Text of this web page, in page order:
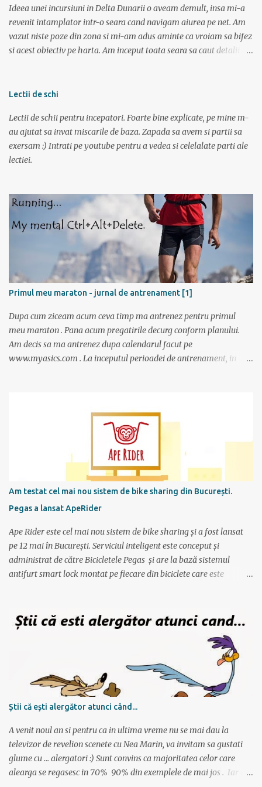
n-o fi ala negru asa de negru (negr...
Ideea unei incursiuni in Delta Dunarii o aveam demult, insa mi-a
revenit intamplator intr-o seara cand navigam aiurea pe net. Am
vazut niste poze din zona si mi-am adus aminte ca vroiam sa bifez
si acest obiectiv pe harta. Am inceput toata seara sa caut detalii pe
monstrul” care a pus capac. Dupa superba tura in muntii Sureanu (
Bucuresti spre Tulcea cu acceleratul de la 5:40, pe care l-am prins la
mustata intrucat primul metrou vine la ora 5. Trenul a fost foarte
aglomerat, multa lume mergand la Sfantu Gheorghe unde luni
incepea festivalul de film Anonimul. Pe geam am vazut
una cu 3 persoane; spre norocul nostru toti se inghesuiau sa ia
bilete spre Sf. Gheorg...
Lectii de schi
Lectii de schii pentru incepatori. Foarte bine explicate, pe mine m-
au ajutat sa invat miscarile de baza. Zapada sa avem si partii sa
exersam :) Intrati pe youtube pentru a vedea si celelalate parti ale
lectiei.
Primul meu maraton - jurnal de antrenament [1]
Dupa cum ziceam acum ceva timp ma antrenez pentru primul
meu maraton . Pana acum pregatirile decurg conform planului.
Am decis sa ma antrenez dupa calendarul facut pe
www.myasics.com . La inceputul perioadei de antrenament, in
saptamana imi propun sa alerg (de doua ori), care sunt zilele
preferate de antrenament. Apoi site-ul mi-a generat un calendar
pentru urmatoarele luni imi care mi se spune cati km am de
alergat la fiecare antrenament si ce timp ar trebui sa scot.
Consider ca este un program foarte bun mai ales ca nu am un
antrenor asa cum au sportivii profesionisti si oricine si-l poate crea
foarte simplu; se alterneaza antrenamente mai scurte cu
antrenamente mai lungi, apoi din nou mai scurte dar trebuie
obtinuti timpi mai buni, ceea ce fortifica muschii si creeaza cadrul
pentru a avansa apoi...
Am testat cel mai nou sistem de bike sharing din București.
Pegas a lansat ApeRider
Ape Rider este cel mai nou sistem de bike sharing și a fost lansat
pe 12 mai în București. Serviciul inteligent este conceput și
administrat de către Bicicletele Pegas și are la bază sistemul
antifurt smart lock montat pe fiecare din biciclete care este
intermediul aplicației. Reprezentanții Pegas anunțaseră de mai
multă vreme că vor să lanseze un serviciu de rent-a-bike,
închiriere biciclete, bike sharing, și iată că acum s-a si concretizat.
Încă de la aflarea primelor vești am fost interesat să văd cum va
funcționa sistemul pentru că, pe lângă alte astfel de servicii,
ApeRider aduce ceva inovator: bicicletele stau pe stradă, în niște
locuri prestabilite și marcate pe hartă, iar utilizatorul deschide
aplicația, vede unde este cea mai apropiată bicicletă, scaneaza
codul QR și ia bicicleta. Bicicletele nu sunt păzite, dar sunt asigur...
Știi că ești alergător atunci când...
A venit noul an si pentru ca in ultima vreme nu se mai dau la
televizor de revelion scenete cu Nea Marin, va invitam sa gustati
glume cu ... alergatori :) Sunt convins ca majoritatea celor care
alearga se regasesc in 70% 90% din exemplele de mai jos . Iar cei